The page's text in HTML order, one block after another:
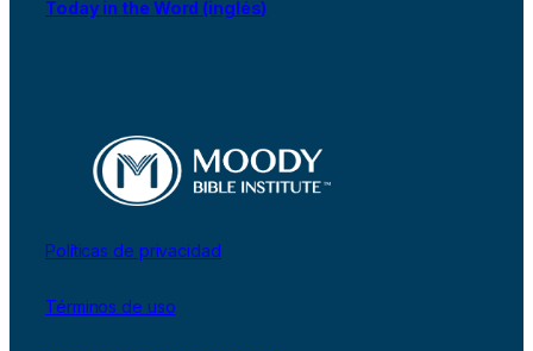
Today in the Word (inglés)
Políticas de privacidad
Términos de uso